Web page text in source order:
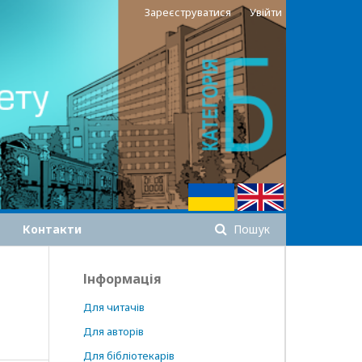
Контакти Пошук
Зареєструватися Увійти
Інформація
Для читачів
Для авторів
Для бібліотекарів